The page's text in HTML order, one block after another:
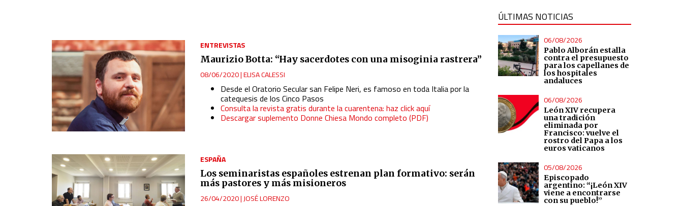
ENTREVISTAS
Maurizio Botta: “Hay sacerdotes con una misoginia rastrera”
08/06/2020|ELISA CALESSI
Desde el Oratorio Secular san Felipe Neri, es famoso en toda Italia por la
catequesis de los Cinco Pasos
Consulta la revista gratis durante la cuarentena: haz click aquí
Descargar suplemento Donne Chiesa Mondo completo (PDF)
ESPAÑA
Los seminaristas españoles estrenan plan formativo: serán
más pastores y más misioneros
26/04/2020|JOSÉ LORENZO
ÚLTIMAS NOTICIAS
06/08/2026
Pablo Alborán estalla
contra el presupuesto
para los capellanes de
los hospitales
andaluces
06/08/2026
León XIV recupera
una tradición
eliminada por
Francisco: vuelve el
rostro del Papa a los
euros vaticanos
05/08/2026
Episcopado
argentino: “¡León XIV
viene a encontrarse
con su pueblo!”